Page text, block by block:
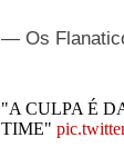
— Os
"A CULPA É
TIME"